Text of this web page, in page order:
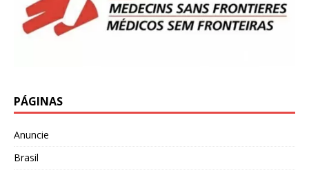
PÁGINAS
Anuncie
Brasil